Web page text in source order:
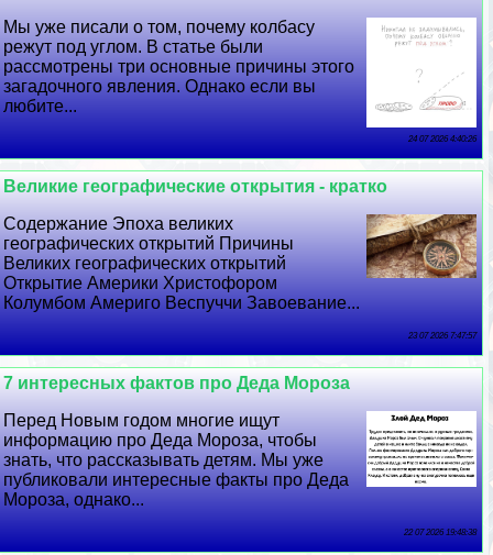
Мы уже писали о том, почему колбасу
режут под углом. В статье были
рассмотрены три основные причины этого
загадочного явления. Однако если вы
любите...
24 07 2026 4:40:26
Великие географические открытия - кратко
Содержание Эпоха великих
географических открытий Причины
Великих географических открытий
Открытие Америки Христофором
Колумбом Америго Веспуччи Завоевание...
23 07 2026 7:47:57
7 интересных фактов про Деда Мороза
Перед Новым годом многие ищут
информацию про Деда Мороза, чтобы
знать, что рассказывать детям. Мы уже
публиковали интересные факты про Деда
Мороза, однако...
22 07 2026 19:48:38